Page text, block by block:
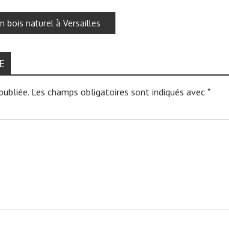
bois naturel à Versailles
Les champs obligatoires sont indiqués avec *